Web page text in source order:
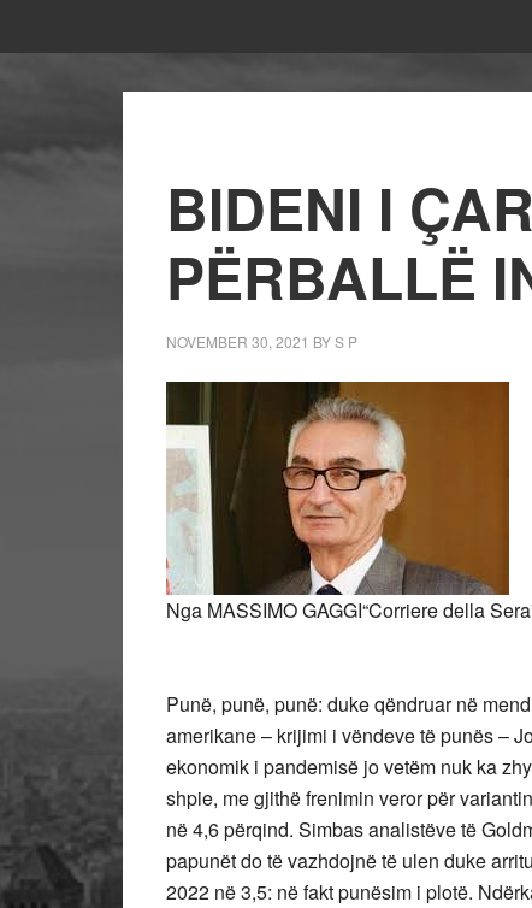
BIDENI I
PËRBALLË
NOVEMBER 30, 2021 BYS P
Nga MASSIMO GAGGI“Corriere della
Punë, punë, punë: duke qëndruar në
amerikane – krijimi i vëndeve të punës –
ekonomik i pandemisë jo vetëm nuk ka
shpie, me gjithë frenimin veror për
në 4,6 përqind. Simbas analistëve të
papunët do të vazhdojnë të ulen duke
2022 në 3,5: në fakt punësim i plotë.